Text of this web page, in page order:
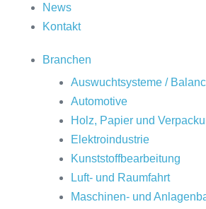
News
Kontakt
Branchen
Auswuchtsysteme /
Automotive
Holz, Papier und
Elektroindustrie
Kunststoffbearbeitung
Luft- und Raumfahrt
Maschinen- und